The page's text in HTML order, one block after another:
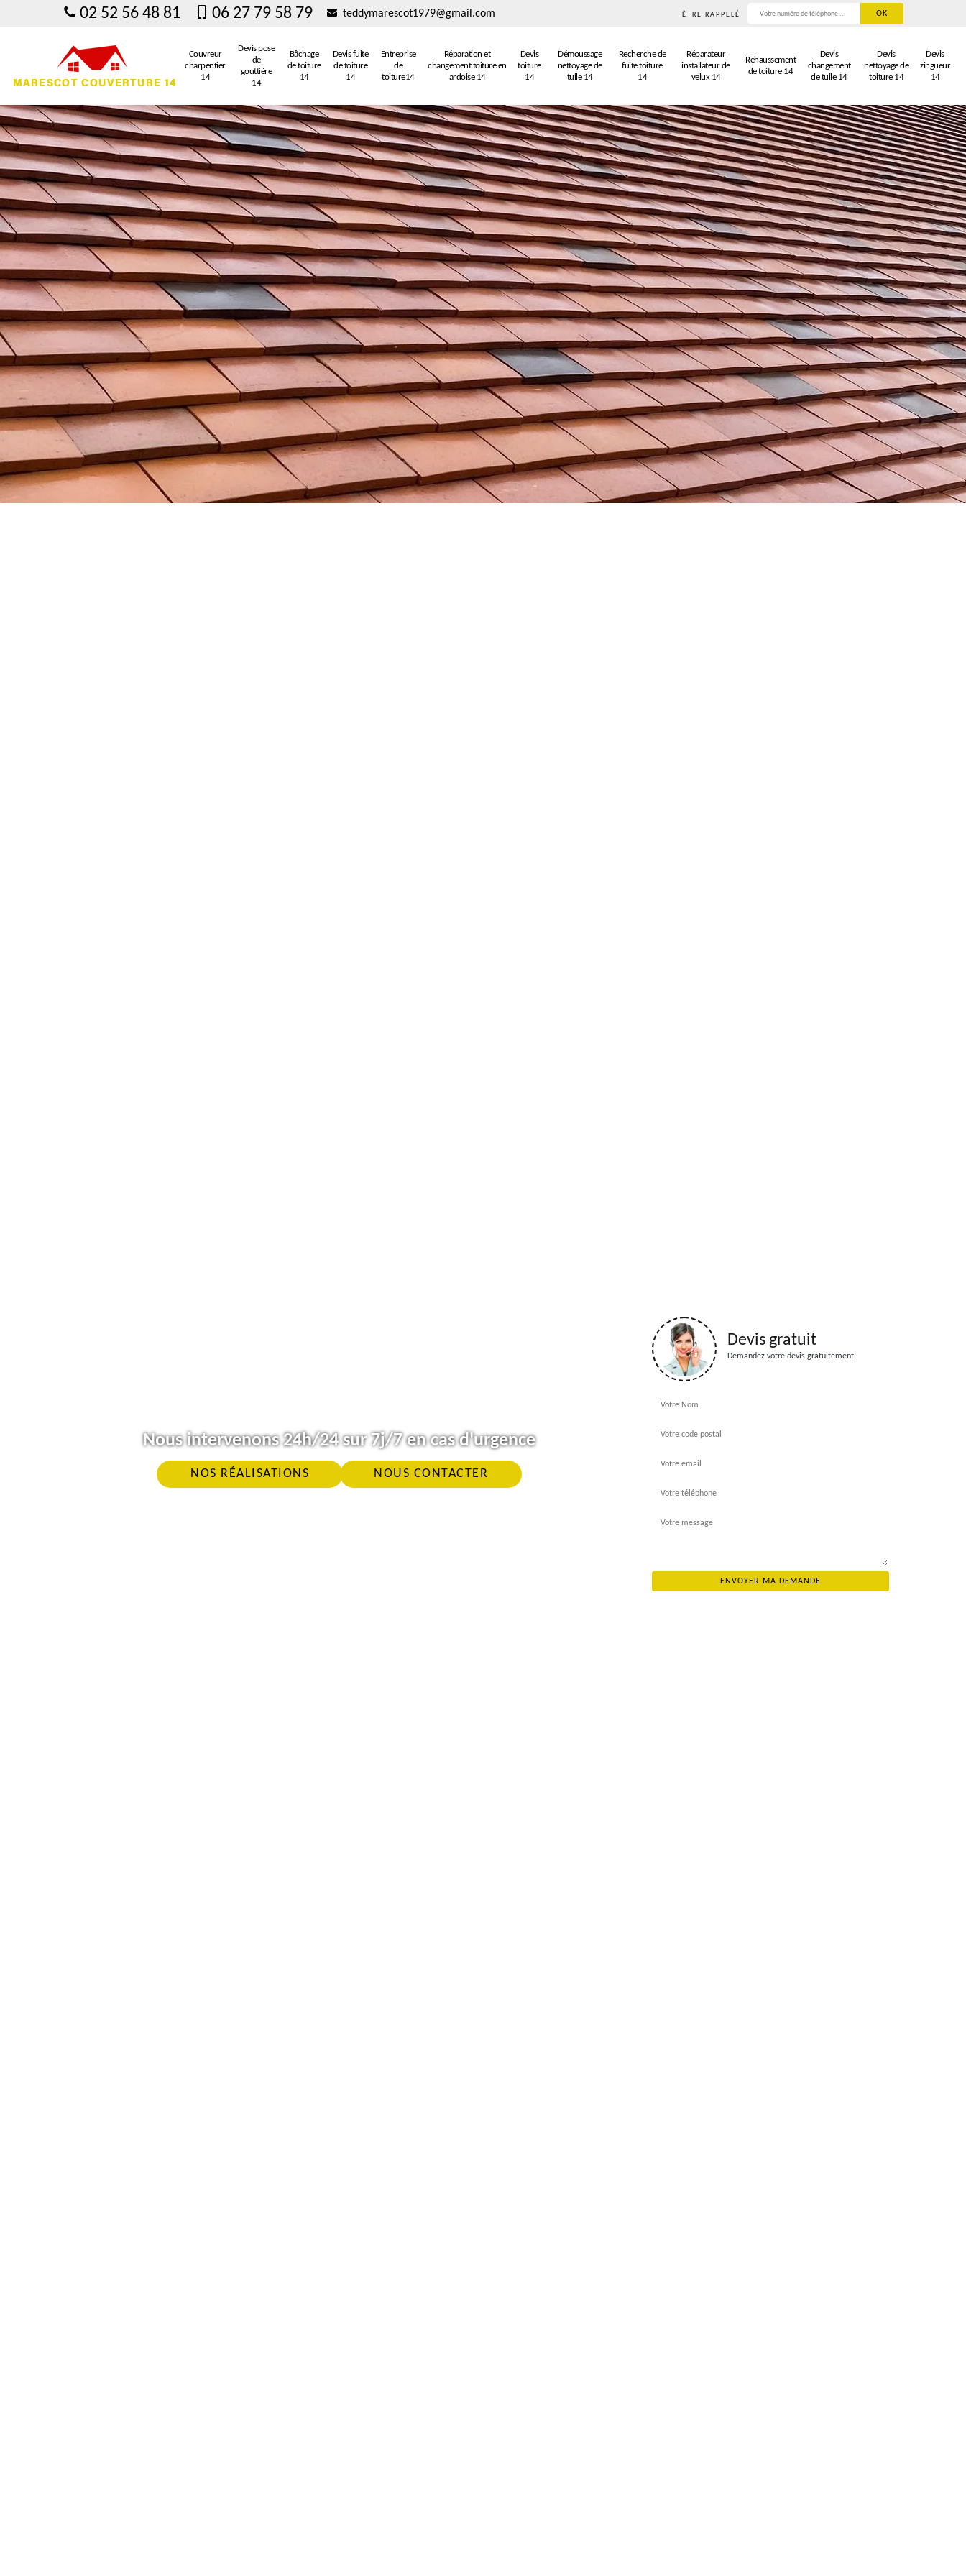
02 52 56 48 81 06 27 79 58 79 teddymarescot1979@gmail.com ÊTRE RAPPELÉ
Couvreur
charpentier
14
Devis pose
de
gouttière
14
Bâchage
de toiture
14
Devis fuite
de toiture
14
Entreprise
de
toiture14
Réparation et
changement toiture en
ardoise 14
Devis
toiture
14
Démoussage
nettoyage de
tuile 14
Recherche de
fuite toiture
14
Réparateur
installateur de
velux 14
Rehaussement
de toiture 14
Devis
changement
de tuile 14
Devis
nettoyage de
toiture 14
Devis
zingueur
14
Nous intervenons 24h/24 sur 7j/7 en cas d'urgence
NOS RÉALISATIONS NOUS CONTACTER
Devis gratuit
Demandez votre devis gratuitement